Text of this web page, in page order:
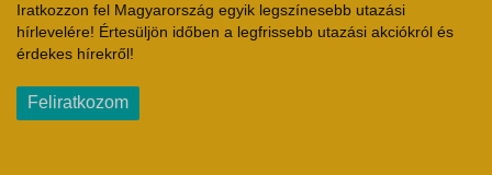
Iratkozzon fel Magyarország egyik legszínesebb utazási
hírlevelére! Értesüljön időben a legfrissebb utazási akciókról és
érdekes hírekről!
Feliratkozom